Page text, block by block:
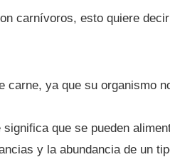
carnívoros, esto quiere
carne, ya que su organismo
que se pueden
y la abundancia de un